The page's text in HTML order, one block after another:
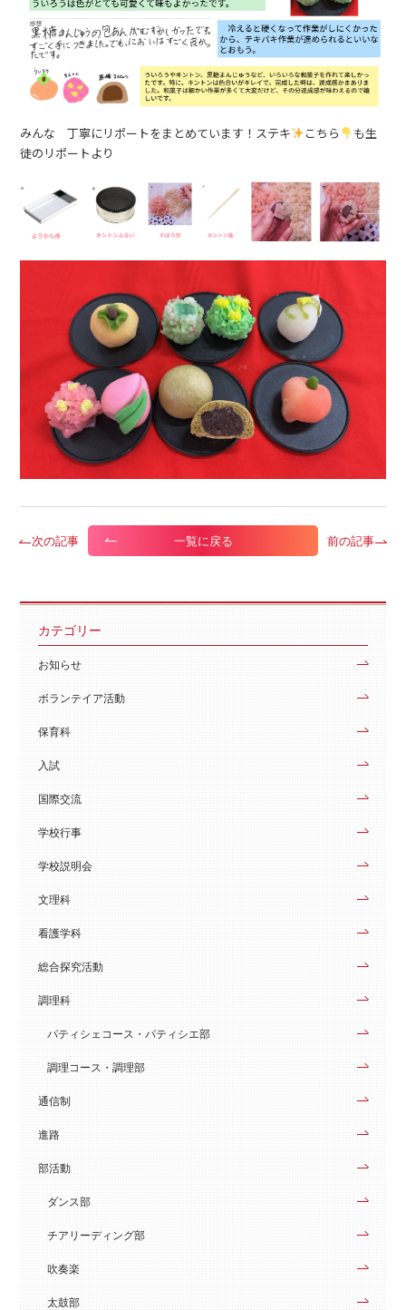
みんな 丁寧にリポートをまとめています！ステキ こちら
も生
徒のリポートより
次の記事 一覧に戻る 前の記事
カテゴリー
お知らせ
ボランテイア活動
保育科
入試
国際交流
学校行事
学校説明会
文理科
看護学科
総合探究活動
調理科
パティシェコース・パティシエ部
調理コース・調理部
通信制
進路
部活動
ダンス部
チアリーディング部
吹奏楽
太鼓部